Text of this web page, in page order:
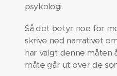
psykologi.
Så det betyr noe for
skrive ned narrativet
har valgt denne måten
måte går ut over de